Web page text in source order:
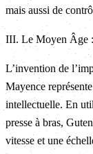
mais aussi de
III. Le Moyen Âge
L’invention de
Mayence
intellectuelle. En
presse à bras,
vitesse et une